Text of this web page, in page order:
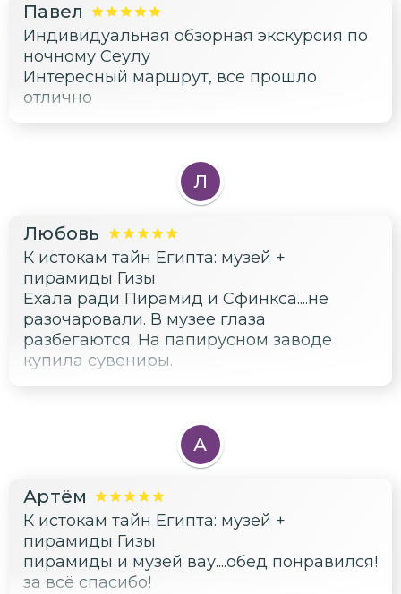
Павел
Индивидуальная обзорная экскурсия по
ночному Сеулу
Интересный маршрут, все прошло
отлично
Л
Любовь
К истокам тайн Египта: музей +
пирамиды Гизы
Ехала ради Пирамид и Сфинкса....не
разочаровали. В музее глаза
разбегаются. На папирусном заводе
купила сувениры.
А
Артём
К истокам тайн Египта: музей +
пирамиды Гизы
пирамиды и музей вау....обед понравился!
за всё спасибо!